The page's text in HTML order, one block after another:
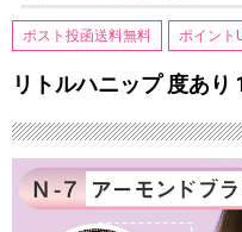
ポスト投函送料無料 ポイント
リトルハニップ 度あ